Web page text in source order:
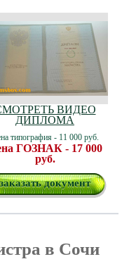
ВИДЕО
ДИПЛОМА
типография - 11 000 руб.
ГОЗНАК - 17 000
руб.
заказать документ
в Сочи